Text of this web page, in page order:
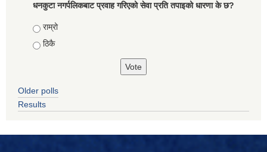
धनकुटा नगर्पलिकबाट प्रवाह गरिएको सेवा प्रति तपाइको धारणा के छ?
Choices
राम्रो
ठिकै
Older polls
Results